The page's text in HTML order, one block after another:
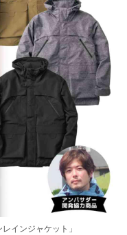
インジャケット」